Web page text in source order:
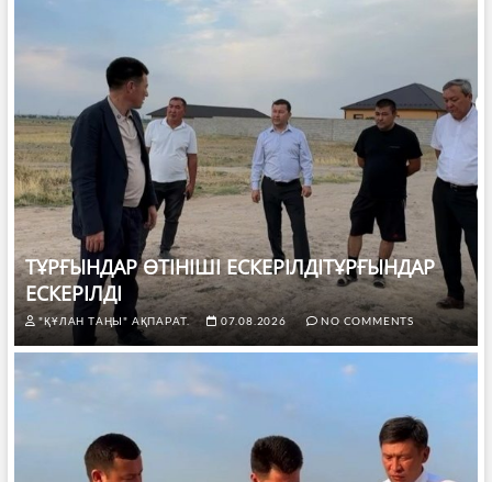
ТҰРҒЫНДАР ӨТІНІШІ ЕСКЕРІЛДІТҰРҒЫНДАР
ЕСКЕРІЛДІ
"ҚҰЛАН ТАҢЫ" АҚПАРАТ. 07.08.2026 NO COMMENTS